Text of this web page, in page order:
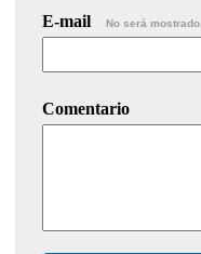
E-mail No será mostrado.
Comentario